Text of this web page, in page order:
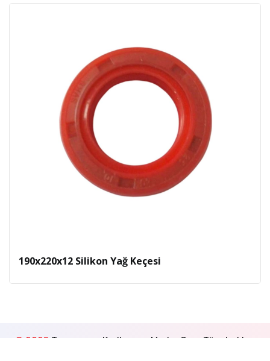
190x220x12 Silikon Yağ Keçesi
© 2025 Tasarım ve Kodlama - MedyaGon
. Tüm hakları